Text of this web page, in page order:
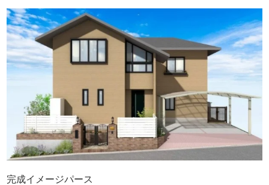
完成イメージパース